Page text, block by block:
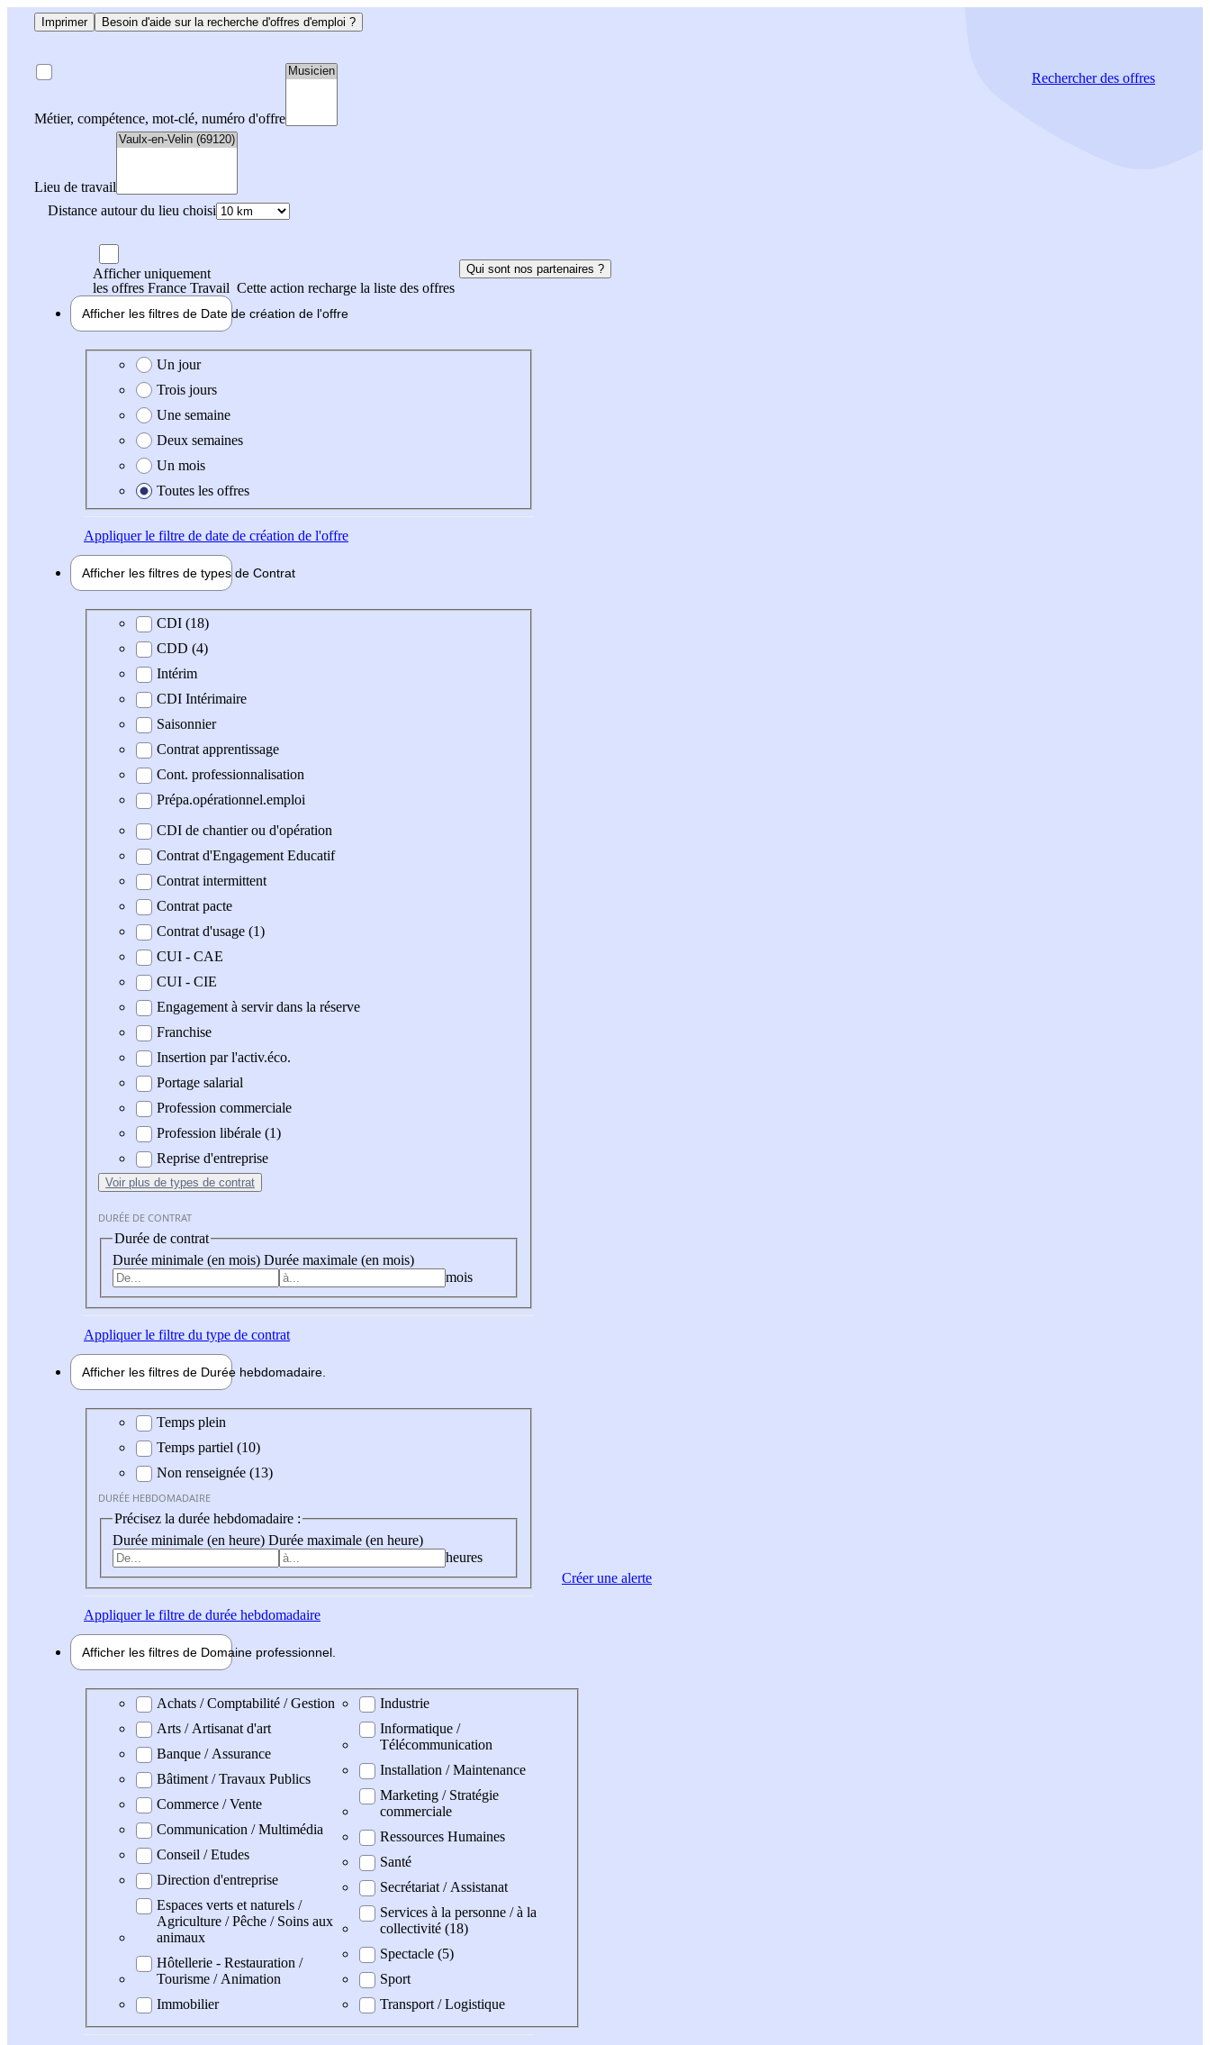
Imprimer Besoin d'aide sur la recherche d'offres d'emploi ?
Métier, compétence, mot-clé, numéro d'offre
Lieu de travail
Distance autour du lieu choisi
Rechercherdes offres
Afficher uniquement
les offres France Travail Cette action recharge la liste des offres
Qui sont nos partenaires ?
Afficher les filtres de Date de création de l'offre
Date de création de l'offre
Un jour
Trois jours
Une semaine
Deux semaines
Un mois
Toutes les offres
Appliquerle filtre de date de création de l'offre
Afficher les filtres de types de Contrat
Type de contratCDI (18)
CDD (4)
Intérim
CDI Intérimaire
Saisonnier
Contrat apprentissage
Cont. professionnalisation
Prépa.opérationnel.emploi
CDI de chantier ou d'opération
Contrat d'Engagement Educatif
Contrat intermittent
Contrat pacte
Contrat d'usage (1)
CUI - CAE
CUI - CIE
Engagement à servir dans la réserve
Franchise
Insertion par l'activ.éco.
Portage salarial
Profession commerciale
Profession libérale (1)
Reprise d'entreprise
Voir plus de types de contrat
DURÉE DE CONTRAT
Durée de contrat
Durée minimale (en mois) Durée maximale (en mois)
mois
Appliquerle filtre du type de contrat
Afficher les filtres de Durée hebdomadaire
Durée hebdomadaire
Temps plein
Temps partiel (10)
Non renseignée (13)
DURÉE HEBDOMADAIRE
Précisez la durée hebdomadaire :
Durée minimale (en heure) Durée maximale (en heure)
heures
Appliquerle filtre de durée hebdomadaire
Afficher les filtres de Domaine professionnel
Domaine professionel
Achats / Comptabilité / Gestion
Arts / Artisanat d'art
Banque / Assurance
Bâtiment / Travaux Publics
Commerce / Vente
Communication / Multimédia
Conseil / Etudes
Direction d'entreprise
Espaces verts et naturels /
Agriculture / Pêche / Soins aux
animaux
Hôtellerie - Restauration /
Tourisme / Animation
Immobilier
Industrie
Informatique /
Télécommunication
Installation / Maintenance
Marketing / Stratégie
commerciale
Ressources Humaines
Santé
Secrétariat / Assistanat
Services à la personne / à la
collectivité (18)
Spectacle (5)
Sport
Transport / Logistique
Créer une alerte